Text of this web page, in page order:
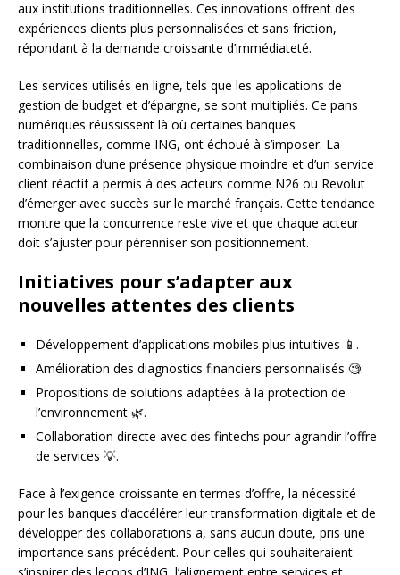
aux institutions traditionnelles. Ces innovations offrent des
expériences clients plus personnalisées et sans friction,
répondant à la demande croissante d’immédiateté.
Les services utilisés en ligne, tels que les applications de
gestion de budget et d’épargne, se sont multipliés. Ce pans
numériques réussissent là où certaines banques
traditionnelles, comme ING, ont échoué à s’imposer. La
combinaison d’une présence physique moindre et d’un service
client réactif a permis à des acteurs comme N26 ou Revolut
d’émerger avec succès sur le marché français. Cette tendance
montre que la concurrence reste vive et que chaque acteur
doit s’ajuster pour pérenniser son positionnement.
Initiatives pour s’adapter aux
nouvelles attentes des clients
Développement d’applications mobiles plus intuitives 📱.
Amélioration des diagnostics financiers personnalisés 🧐.
Propositions de solutions adaptées à la protection de
l’environnement 🌿.
Collaboration directe avec des fintechs pour agrandir l’offre
de services 💡.
Face à l’exigence croissante en termes d’offre, la nécessité
pour les banques d’accélérer leur transformation digitale et de
développer des collaborations a, sans aucun doute, pris une
importance sans précédent. Pour celles qui souhaiteraient